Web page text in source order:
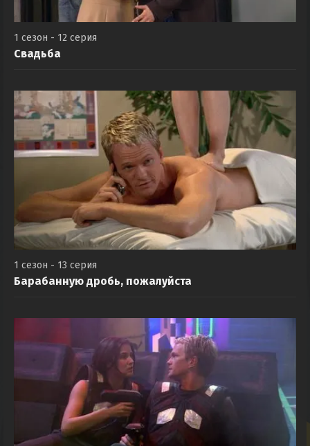
1 сезон - 12 серия
Свадьба
1 сезон - 13 серия
Барабанную дробь, пожалуйста